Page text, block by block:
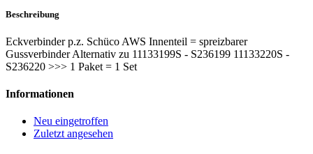
Beschreibung
Eckverbinder p.z. Schüco AWS Innenteil = spreizbarer
Gussverbinder Alternativ zu 11133199S - S236199 11133220S -
S236220 >>> 1 Paket = 1 Set
Informationen
Neu eingetroffen
Zuletzt angesehen